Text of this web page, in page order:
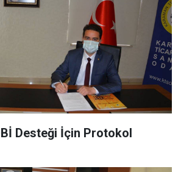
Desteği İçin Protokol